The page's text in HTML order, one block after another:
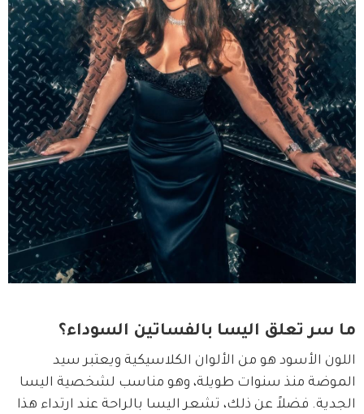
ما سر تعلق اليسا بالفساتين السوداء؟
اللون الأسود هو من الألوان الكلاسيكية ويعتبر سيد
الموضة منذ سنوات طويلة، وهو مناسب لشخصية اليسا
الجدية. فضلاً عن ذلك، تشعر اليسا بالراحة عند ارتداء هذا